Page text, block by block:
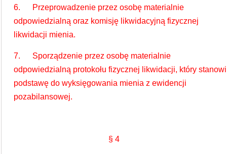
6. Przeprowadzenie przez osobę materialnie
odpowiedzialną oraz komisję likwidacyjną fizycznej
likwidacji mienia.
7. Sporządzenie przez osobę materialnie
odpowiedzialną protokołu fizycznej likwidacji, który stanowi
podstawę do wyksięgowania mienia z ewidencji
pozabilansowej.
§ 4